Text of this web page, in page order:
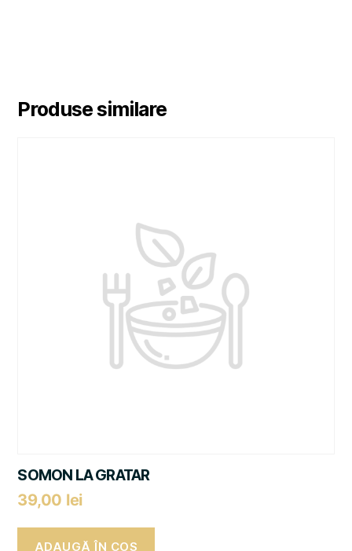
Produse similare
SOMON LA GRATAR
39,00 lei
ADAUGĂ ÎN COȘ